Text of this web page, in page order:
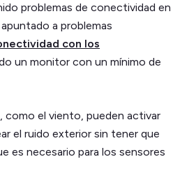
problemas de conectividad en
a problemas
con los
un monitor con un mínimo de
como el viento, pueden activar
el ruido exterior sin tener que
es necesario para los sensores